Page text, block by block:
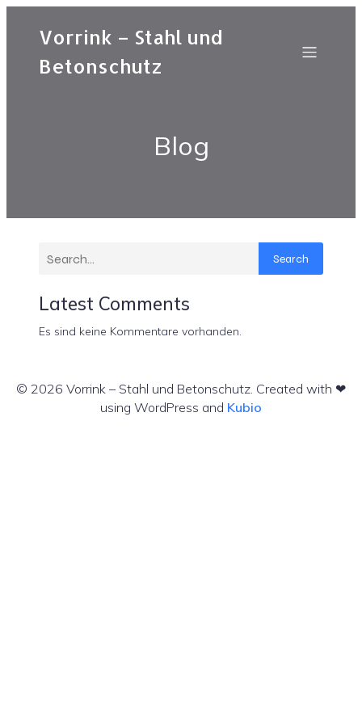
Vorrink – Stahl und
Betonschutz
Blog
Search
Latest Comments
Es sind keine Kommentare vorhanden.
© 2026 Vorrink – Stahl und Betonschutz. Created with ❤
using WordPress and Kubio